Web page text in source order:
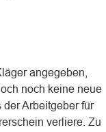
angegeben,
noch keine neue
Arbeitgeber für
verliere. Zu